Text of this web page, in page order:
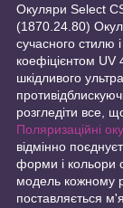
Окуляри Select
(1870.24.80)
сучасного стилю
коефіцієнтом UV
шкідливого
розгледіти все,
Поляризаційні
відмінно
форми і кольори
модель кожному
поставляється